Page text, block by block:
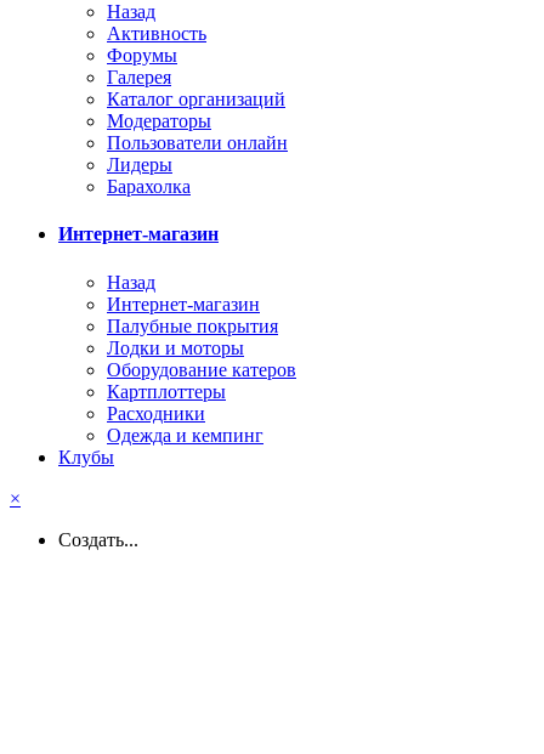
Назад
Активность
Форумы
Галерея
Каталог организаций
Модераторы
Пользователи онлайн
Лидеры
Барахолка
Интернет-магазин
Назад
Интернет-магазин
Палубные покрытия
Лодки и моторы
Оборудование катеров
Картплоттеры
Расходники
Одежда и кемпинг
Клубы
×
Создать...